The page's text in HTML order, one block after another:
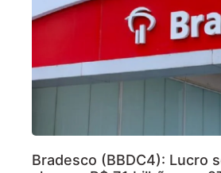
Bradesco (BBDC4): Lucro